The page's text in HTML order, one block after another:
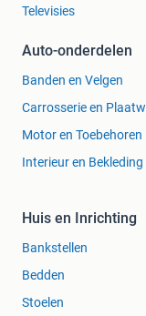
Televisies
Auto-onderdelen
Banden en Velgen
Carrosserie en
Motor en Toebehoren
Interieur en Bekleding
Huis en Inrichting
Bankstellen
Bedden
Stoelen